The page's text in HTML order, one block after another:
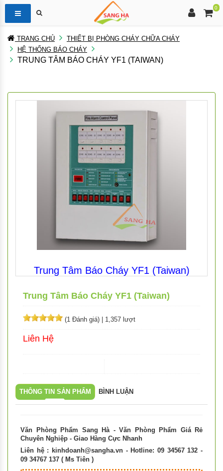
0
TRANG CHỦ
THIẾT BỊ PHÒNG CHÁY CHỮA CHÁY
HỆ THỐNG BÁO CHÁY
TRUNG TÂM BÁO CHÁY YF1 (TAIWAN)
Trung Tâm Báo Cháy YF1 (Taiwan)
Trung Tâm Báo Cháy YF1 (Taiwan)
(1 Đánh giá) 1,357 lượt
Liên Hệ
THÔNG TIN SẢN PHẨM BÌNH LUẬN
Văn Phòng Phẩm Sang Hà - Văn Phòng Phẩm Giá Rẻ
Chuyên Nghiệp - Giao Hàng Cực Nhanh
Liên hệ : kinhdoanh@sangha.vn - Hotline: 09 34567 132 -
09 34767 137 ( Ms Tiên )